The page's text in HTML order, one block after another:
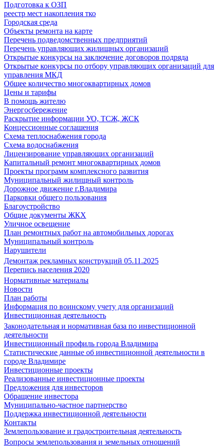
Подготовка к ОЗП
реестр мест накопления тко
Городская среда
Объекты ремонта на карте
Перечень подведомственных предприятий
Перечень управляющих жилищных организаций
Открытые конкурсы на заключение договоров подряда
Открытые конкурсы по отбору управляющих организаций для
управления МКД
Общее количество многоквартирных домов
Цены и тарифы
В помощь жителю
Энергосбережение
Раскрытие информации УО, ТСЖ, ЖСК
Концессионные соглашения
Схема теплоснабжения города
Схема водоснабжения
Лицензирование управляющих организаций
Капитальный ремонт многоквартирных домов
Проекты программ комплексного развития
Муниципальный жилищный контроль
Дорожное движение г.Владимира
Парковки общего пользования
Благоустройство
Общие документы ЖКХ
Уличное освещение
План ремонтных работ на автомобильных дорогах
Муниципальный контроль
Нарушители
Демонтаж рекламных конструкций 05.11.2025
Перепись населения 2020
Нормативные материалы
Новости
План работы
Информация по воинскому учету для организаций
Инвестиционная деятельность
Законодательная и нормативная база по инвестиционной
деятельности
Инвестиционный профиль города Владимира
Статистические данные об инвестиционной деятельности в
городе Владимире
Инвестиционные проекты
Реализованные инвестиционные проекты
Предложения для инвесторов
Обращение инвестора
Муниципально-частное партнерство
Поддержка инвестиционной деятельности
Контакты
Землепользование и градостроительная деятельность
Вопросы землепользования и земельных отношений